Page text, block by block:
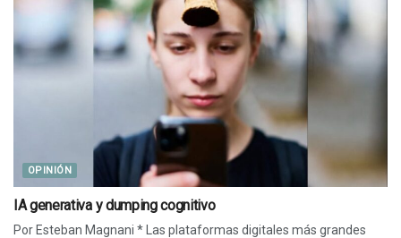
OPINIÓN
IA generativa y dumping cognitivo
Por Esteban Magnani * Las plataformas digitales más grandes